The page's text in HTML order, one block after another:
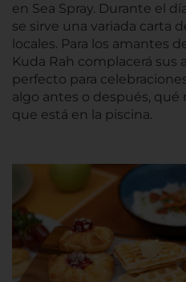
en Sea Spray. Durante el
se sirve una variada carta
locales. Para los amantes
Kuda Rah complacerá sus
perfecto para
algo antes o después, qué
que está en la piscina.